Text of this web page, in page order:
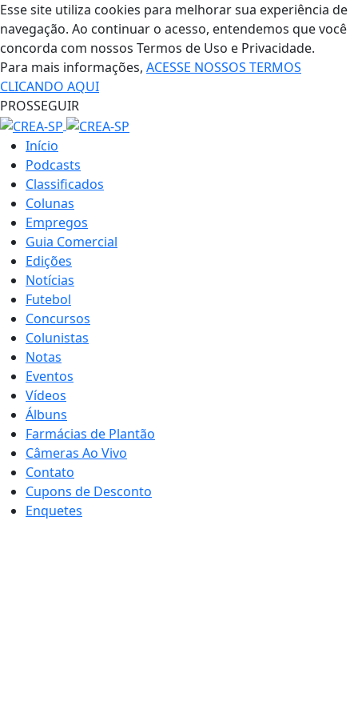
Esse site utiliza cookies para melhorar sua experiência de
navegação. Ao continuar o acesso, entendemos que você
concorda com nossos Termos de Uso e Privacidade.
Para mais informações, ACESSE NOSSOS TERMOS
CLICANDO AQUI
PROSSEGUIR
Início
Podcasts
Classificados
Colunas
Empregos
Guia Comercial
Edições
Notícias
Futebol
Concursos
Colunistas
Notas
Eventos
Vídeos
Álbuns
Farmácias de Plantão
Câmeras Ao Vivo
Contato
Cupons de Desconto
Enquetes